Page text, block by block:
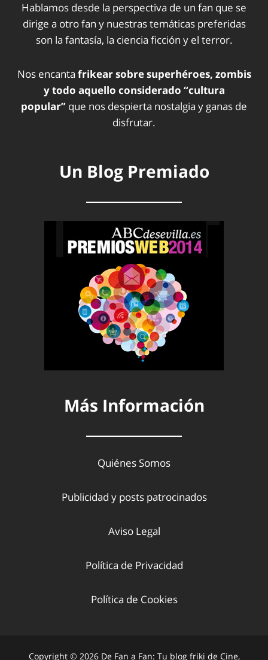
Hablamos desde la perspectiva de un fan que se
dirige a otro fan y nuestras temáticas preferidas
son la fantasía, la ciencia ficción y el terror.
Nos encanta frikear sobre superhéroes, zombis
y todo aquello considerado “cultura
popular” que nos despierta nostalgia y ganas de
disfrutar.
Un Blog Premiado
Más Información
Quiénes Somos
Publicidad y posts patrocinados
Aviso Legal
Política de Privacidad
Política de Cookies
Copyright © 2026 De Fan a Fan: Tu blog friki de Cine,